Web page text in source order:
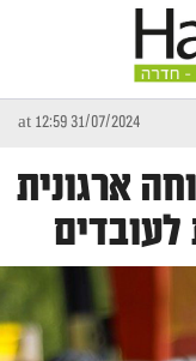
31/07/2024 at 12:59
ארגונית